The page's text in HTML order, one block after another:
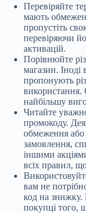
Перевіряйте
мають
пропустіть
перевіряючи
активацій.
Порівнюйте
магазин. Іноді
пропонують
найбільшу
Читайте
промокоду.
обмеження
замовлення,
іншими
всіх правил,
вам не
код на
покупці того,